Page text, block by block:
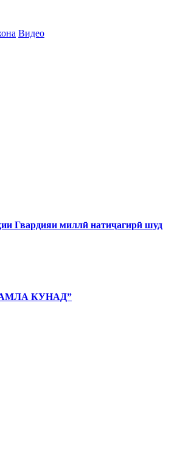
Видео
Гвардияи миллӣ натиҷагирӣ шуд
КУНАД”